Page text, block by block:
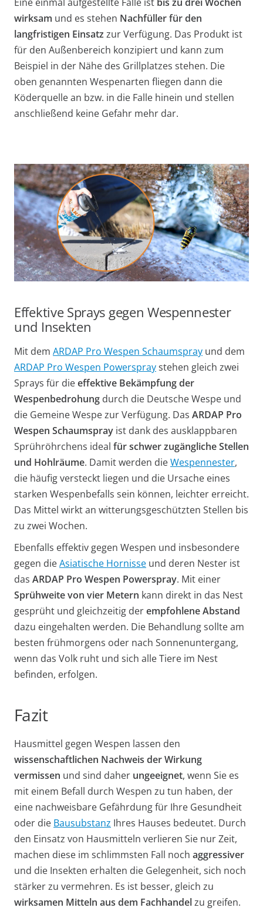
wirksam und es stehen Nachfüller für den
langfristigen Einsatz zur Verfügung. Das Produkt ist
für den Außenbereich konzipiert und kann zum
Beispiel in der Nähe des Grillplatzes stehen. Die
oben genannten Wespenarten fliegen dann die
Köderquelle an bzw. in die Falle hinein und stellen
anschließend keine Gefahr mehr dar.
Effektive Sprays gegen Wespennester
und Insekten
Mit dem ARDAP Pro Wespen Schaumspray und dem
ARDAP Pro Wespen Powerspraystehen gleich zwei
Sprays für dieeffektive Bekämpfung der
Wespenbedrohung durch die Deutsche Wespe und
die Gemeine Wespe zur Verfügung. Das ARDAP Pro
Wespen Schaumspray ist dank des ausklappbaren
Sprühröhrchens ideal für schwer zugängliche Stellen
und Hohlräume. Damit werden dieWespennester,
die häufig versteckt liegen und die Ursache eines
starken Wespenbefalls sein können, leichter erreicht.
Das Mittel wirkt an witterungsgeschützten Stellen bis
zu zwei Wochen.
Ebenfalls effektiv gegen Wespen und insbesondere
gegen dieAsiatische Hornisse und deren Nester ist
das ARDAP Pro Wespen Powerspray. Mit einer
Sprühweite von vier Metern kann direkt in das Nest
gesprüht und gleichzeitig derempfohlene Abstand
dazu eingehalten werden. Die Behandlung sollte am
besten frühmorgens oder nach Sonnenuntergang,
wenn das Volk ruht und sich alle Tiere im Nest
befinden, erfolgen.
Fazit
Hausmittel gegen Wespen lassen den
wissenschaftlichen Nachweis der Wirkung
vermissen und sind daher ungeeignet, wenn Sie es
mit einem Befall durch Wespen zu tun haben, der
eine nachweisbare Gefährdung für Ihre Gesundheit
oder die Bausubstanz Ihres Hauses bedeutet. Durch
den Einsatz von Hausmitteln verlieren Sie nur Zeit,
machen diese im schlimmsten Fall noch aggressiver
und die Insekten erhalten die Gelegenheit, sich noch
stärker zu vermehren. Es ist besser, gleich zu
wirksamen Mitteln aus dem Fachhandelzu greifen.